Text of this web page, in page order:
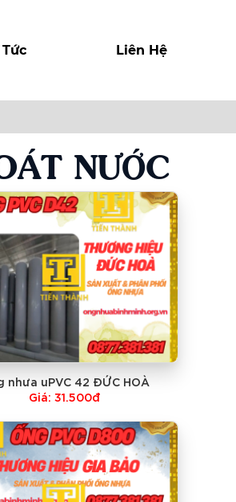
Liên Hệ
NƯỚC
nhưa uPVC 42 ĐỨC HOÀ
Giá: 31.500đ